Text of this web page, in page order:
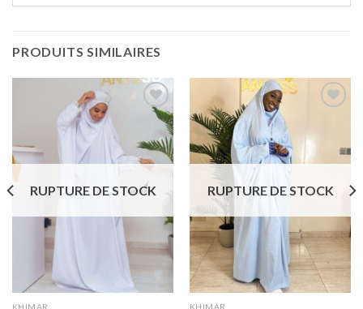
PRODUITS SIMILAIRES
à la liste
de
souhaits
RUPTURE DE STOCK
KHIMAR
à la liste
souhaits
RUPTURE DE STOCK
KHIMAR